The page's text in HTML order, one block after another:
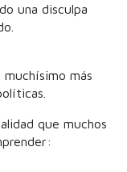
una disculpa
más
que muchos